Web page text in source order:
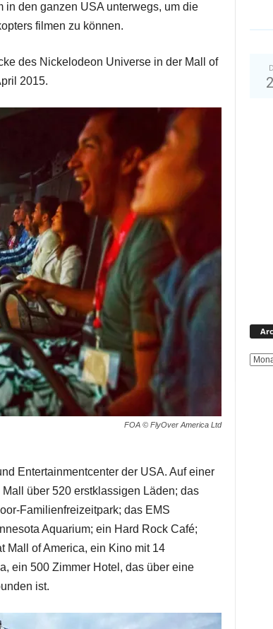
in den ganzen USA unterwegs, um die
filmen zu können.
des Nickelodeon Universe in der Mall of
2015.
FOA © FlyOver America Ltd
Entertainmentcenter der USA. Auf einer
über 520 erstklassigen Läden; das
Familienfreizeitpark; das EMS
Aquarium; ein Hard Rock Café;
Mall of America, ein Kino mit 14
ein 500 Zimmer Hotel, das über eine
ist.